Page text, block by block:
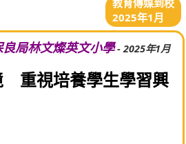
2025年1月
局林文燦英文小學- 2025年1月
重視培養學生學習興